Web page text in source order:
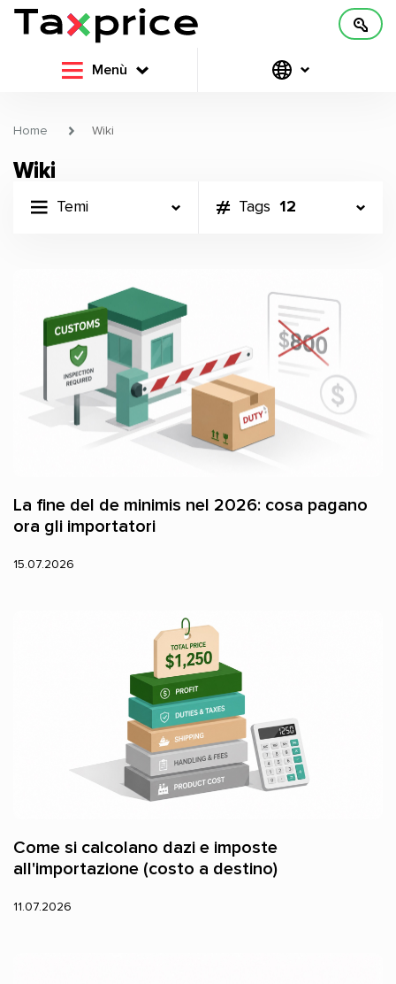
Menù
Home Wiki
Wiki
Temi Tags 12
La fine del de minimis nel 2026: cosa pagano
ora gli importatori
15.07.2026
Come si calcolano dazi e imposte
all'importazione (costo a destino)
11.07.2026